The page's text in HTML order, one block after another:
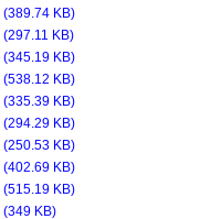
(389.74 KB)
(297.11 KB)
(345.19 KB)
(538.12 KB)
(335.39 KB)
(294.29 KB)
(250.53 KB)
(402.69 KB)
(515.19 KB)
(349 KB)